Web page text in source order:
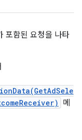
포함된 요청을 나타
메